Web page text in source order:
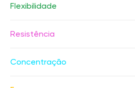
Flexibilidade
Resistência
Concentração